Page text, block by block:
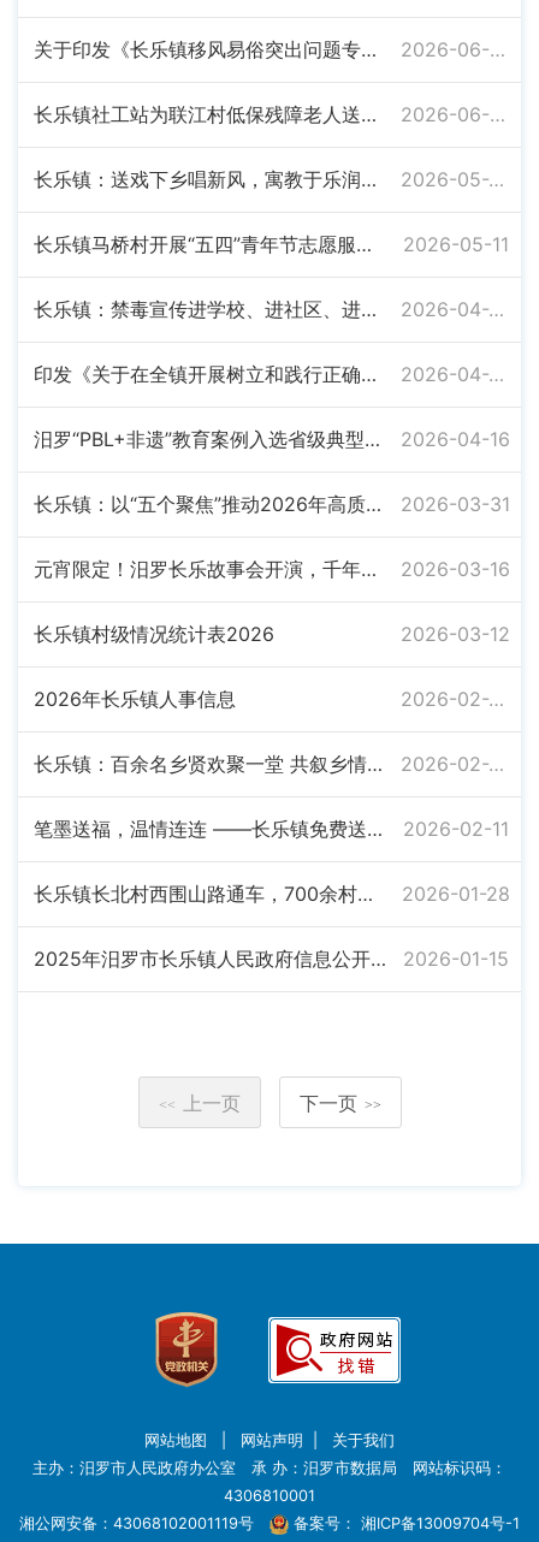
关于印发《长乐镇移风易俗突出问题专项治理实施方案》的通知 2026-06-08
长乐镇社工站为联江村低保残障老人送上爱心烧水壶 2026-06-08
长乐镇：送戏下乡唱新风，寓教于乐润乡风 2026-05-26
长乐镇马桥村开展“五四”青年节志愿服务活动 2026-05-11
长乐镇：禁毒宣传进学校、进社区、进场所 2026-04-28
印发《关于在全镇开展树立和践行正确政绩观学习教育的工作方案》的通知 2026-04-24
汨罗“PBL+非遗”教育案例入选省级典型，长乐抬阁故事会“活”在课堂 2026-04-16
长乐镇：以“五个聚焦”推动2026年高质量发展 2026-03-31
元宵限定！汨罗长乐故事会开演，千年非遗闹嗨全城 2026-03-16
长乐镇村级情况统计表2026 2026-03-12
2026年长乐镇人事信息 2026-02-28
长乐镇：百余名乡贤欢聚一堂 共叙乡情共谋发展 2026-02-25
笔墨送福，温情连连 ——长乐镇免费送春联活动持续开展十七年 2026-02-11
长乐镇长北村西围山路通车，700余村民出行不再难 2026-01-28
2025年汨罗市长乐镇人民政府信息公开工作年度报告 2026-01-15
<< 上一页 下一页 >>
网站地图 网站声明
关于我们
主办：汨罗市人民政府办公室 承 办：汨罗市数据局 网站标识码：
4306810001
湘公网安备：43068102001119号
备案号： 湘ICP备13009704号-1